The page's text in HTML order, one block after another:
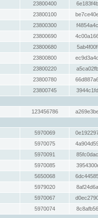
23800400
23800100
23800300
23800690
23800680
23800800
23800220
23800780
23800745
123456786
5970069
5970075
5970091
5970085
5650068
5979020
5970067
5970074